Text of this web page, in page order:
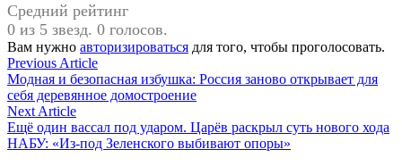
Средний рейтинг
0 из 5 звезд. 0 голосов.
Вам нужно авторизироваться для того, чтобы проголосовать.
Навигация
по
записям
Previous ArticlePrevious
article:
Модная и безопасная избушка: Россия заново открывает для
себя деревянное домостроение
Next ArticleNext
article:
Ещё один вассал под ударом. Царёв раскрыл суть нового хода
НАБУ: «Из-под Зеленского выбивают опоры»